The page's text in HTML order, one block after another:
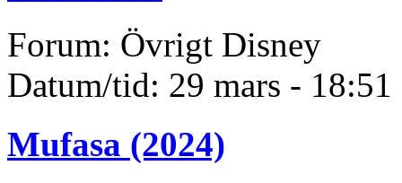
Forum: Övrigt Disney
Datum/tid: 29 mars - 18:51
Mufasa (2024)